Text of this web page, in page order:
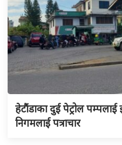
हेटौंडाका दुई पेट्रोल
निगमलाई पत्राचार